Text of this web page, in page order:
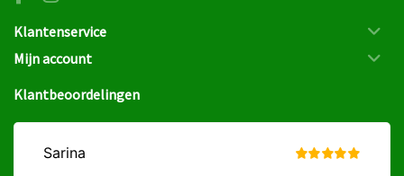
Klantenservice
Mijn account
Klantbeoordelingen